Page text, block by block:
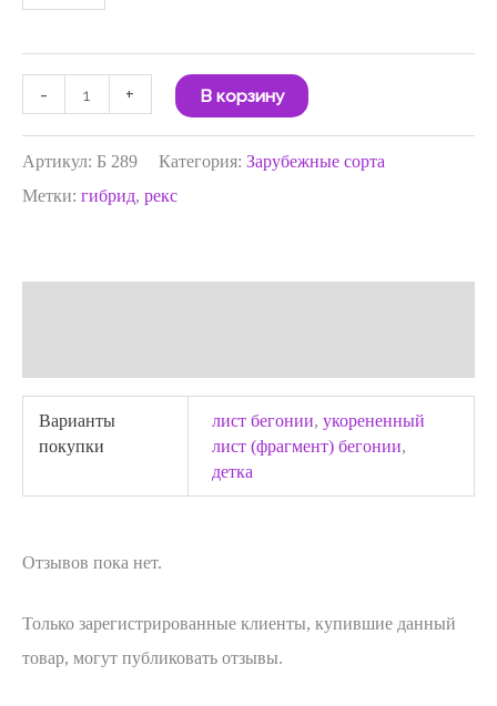
- + В корзину
Артикул: Б 289 Категория: Зарубежные сорта
Метки: гибрид, рекс
Варианты
покупки
лист бегонии, укорененный
лист (фрагмент) бегонии,
детка
Отзывов пока нет.
Только зарегистрированные клиенты, купившие данный
товар, могут публиковать отзывы.